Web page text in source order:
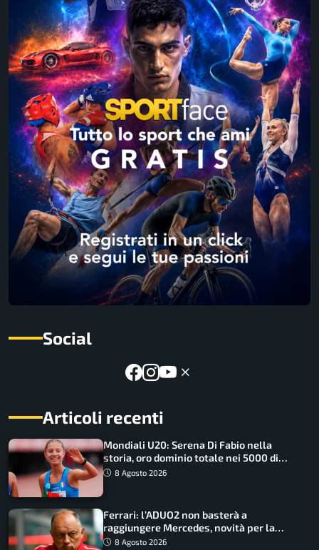
Social
Articoli recenti
Mondiali U20: Serena Di Fabio nella
storia, oro dominio totale nei 5000 di
marcia
8 Agosto 2026
Ferrari: l’ADUO2 non basterà a
raggiungere Mercedes, novità per la
Macarena
8 Agosto 2026